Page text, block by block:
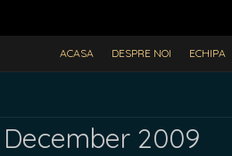
ACASA DESPRE NOI ECHIPA
December 2009